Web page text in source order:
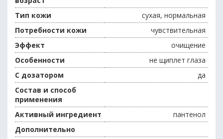
Тип кожи
сухая, нормальная
Потребности кожи
чувствительная
Эффект
очищение
Особенности
не щиплет глаза
С дозатором
да
Состав и способ
применения
Активный ингредиент
пантенол
Дополнительно